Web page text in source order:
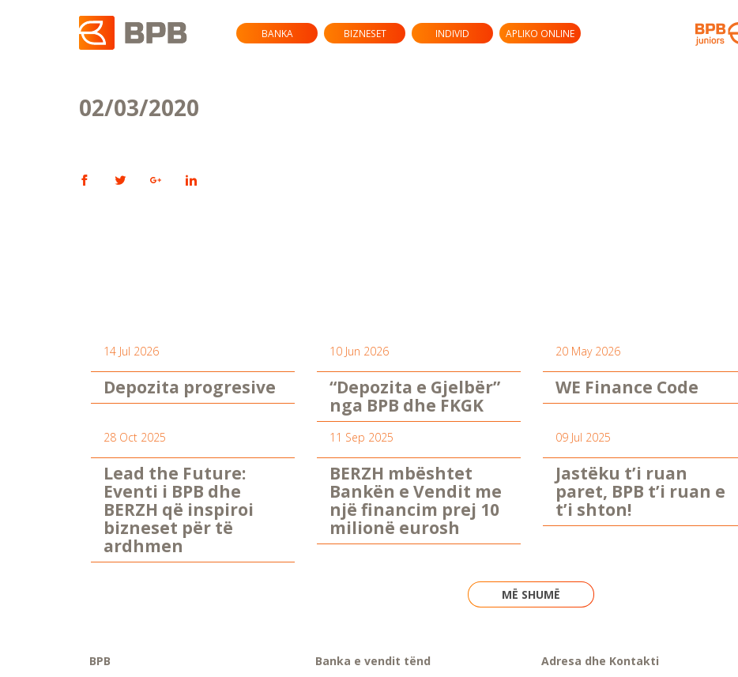
BANKA BIZNESET INDIVID APLIKO ONLINE
02/03/2020
14 Jul 2026
Depozita progresive
10 Jun 2026
“Depozita e Gjelbër”
nga BPB dhe FKGK
20 May 2026
WE Finance Code
28 Oct 2025
Lead the Future:
Eventi i BPB dhe
BERZH që inspiroi
bizneset për të
ardhmen
11 Sep 2025
BERZH mbështet
Bankën e Vendit me
një financim prej 10
milionë eurosh
09 Jul 2025
Jastëku t’i ruan
paret, BPB t’i ruan e
t’i shton!
MË SHUMË
BPB
Banka e vendit tënd
Adresa dhe Kontakti